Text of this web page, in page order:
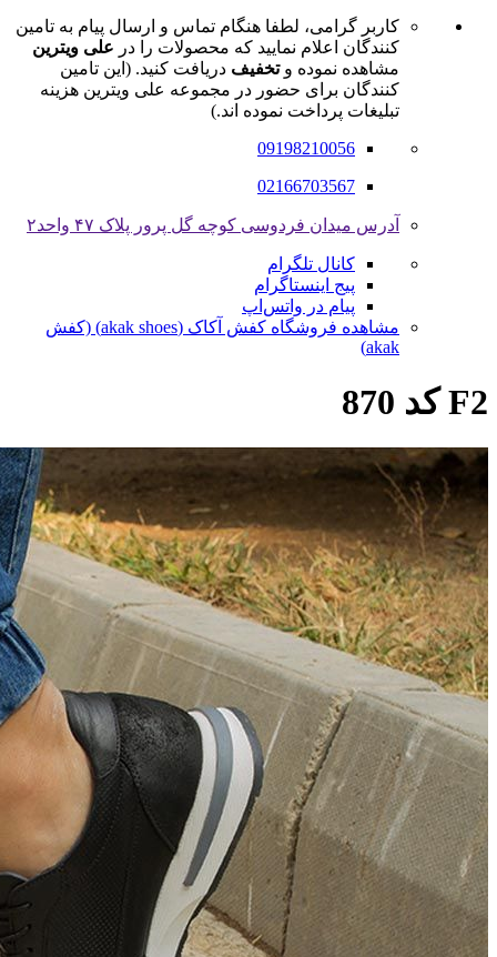
کاربر گرامی، لطفا هنگام تماس و ارسال پیام به تامین
کنندگان اعلام نمایید که محصولات را در علی ویترین
مشاهده نموده وتخفیف دریافت کنید. (این تامین
کنندگان برای حضور در مجموعه علی ویترین هزینه
تبلیغات پرداخت نموده اند.)
09198210056
02166703567
آدرس میدان فردوسی کوچه گل پرور پلاک ۴۷ واحد۲
کانال تلگرام
پیج اینستاگرام
پیام در واتس‌اپ
مشاهده فروشگاه کفش آکاک (akak shoes) (کفش
akak)
F2 کد 870